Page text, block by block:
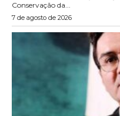
Conservação da...
7 de agosto de 2026